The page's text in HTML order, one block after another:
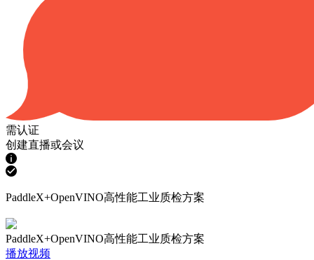
需认证
创建直播或会议
PaddleX+OpenVINO高性能工业质检方案
PaddleX+OpenVINO高性能工业质检方案
播放视频